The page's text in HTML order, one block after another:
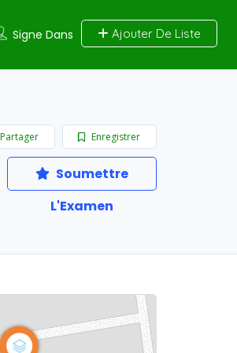
Signe Dans Ajouter De Liste
Enregistrer
Partager
Soumettre
L'Examen